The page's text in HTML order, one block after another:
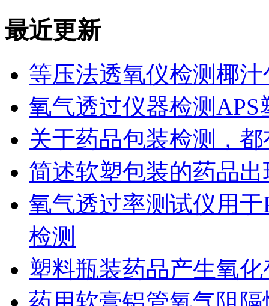
最近更新
等压法透氧仪检测椰
氧气透过仪器检测
关于药品包装检测，
简述软塑包装的药品
氧气透过率测试仪用
检测
塑料瓶装药品产生氧